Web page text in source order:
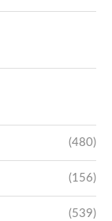
(480)
(156)
(539)